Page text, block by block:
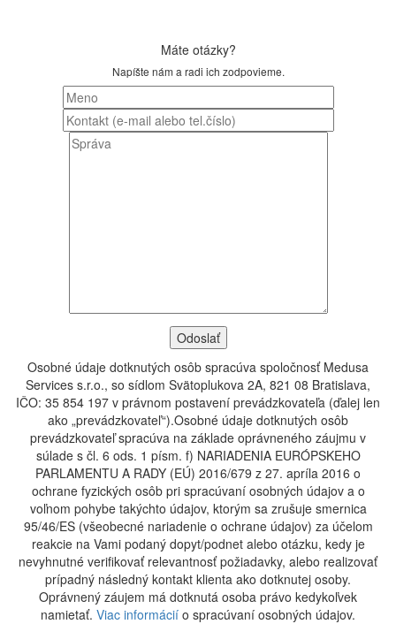
Máte otázky?
Napíšte nám a radi ich zodpovieme.
Osobné údaje dotknutých osôb spracúva spoločnosť Medusa
Services s.r.o., so sídlom Svätoplukova 2A, 821 08 Bratislava,
IČO: 35 854 197 v právnom postavení prevádzkovateľa (ďalej len
ako „prevádzkovateľ“).Osobné údaje dotknutých osôb
prevádzkovateľ spracúva na základe oprávneného záujmu v
súlade s čl. 6 ods. 1 písm. f) NARIADENIA EURÓPSKEHO
PARLAMENTU A RADY (EÚ) 2016/679 z 27. apríla 2016 o
ochrane fyzických osôb pri spracúvaní osobných údajov a o
voľnom pohybe takýchto údajov, ktorým sa zrušuje smernica
95/46/ES (všeobecné nariadenie o ochrane údajov) za účelom
reakcie na Vami podaný dopyt/podnet alebo otázku, kedy je
nevyhnutné verifikovať relevantnosť požiadavky, alebo realizovať
prípadný následný kontakt klienta ako dotknutej osoby.
Oprávnený záujem má dotknutá osoba právo kedykoľvek
namietať. Viac informácií o spracúvaní osobných údajov.